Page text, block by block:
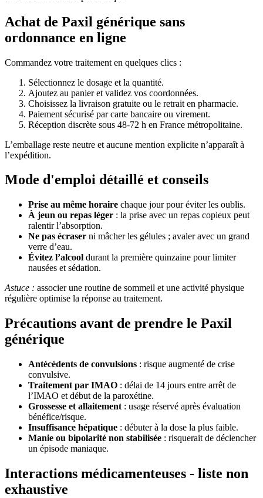
Achat de Paxil générique sans
ordonnance en ligne
Commandez votre traitement en quelques clics :
Sélectionnez le dosage et la quantité.
Ajoutez au panier et validez vos coordonnées.
Choisissez la livraison gratuite ou le retrait en pharmacie.
Paiement sécurisé par carte bancaire ou virement.
Réception discrète sous 48-72 h en France métropolitaine.
L’emballage reste neutre et aucune mention explicite n’apparaît à
l’expédition.
Mode d'emploi détaillé et conseils
Prise au même horaire chaque jour pour éviter les oublis.
À jeun ou repas léger : la prise avec un repas copieux peut
ralentir l’absorption.
Ne pas écraser ni mâcher les gélules ; avaler avec un grand
verre d’eau.
Évitez l’alcool durant la première quinzaine pour limiter
nausées et sédation.
Astuce : associer une routine de sommeil et une activité physique
régulière optimise la réponse au traitement.
Précautions avant de prendre le Paxil
générique
Antécédents de convulsions : risque augmenté de crise
convulsive.
Traitement par IMAO : délai de 14 jours entre arrêt de
l’IMAO et début de la paroxétine.
Grossesse et allaitement : usage réservé après évaluation
bénéfice/risque.
Insuffisance hépatique : débuter à la dose la plus faible.
Manie ou bipolarité non stabilisée : risquerait de déclencher
un épisode maniaque.
Interactions médicamenteuses - liste non
exhaustive